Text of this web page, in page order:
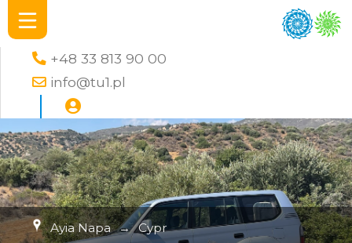
+48 33 813 90 00
info@tu1.pl
Ayia Napa → Cypr